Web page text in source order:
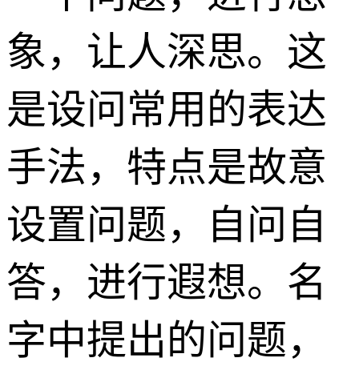
象，让人深思。这
是设问常用的表达
手法，特点是故意
设置问题，自问自
答，进行遐想。名
字中提出的问题，